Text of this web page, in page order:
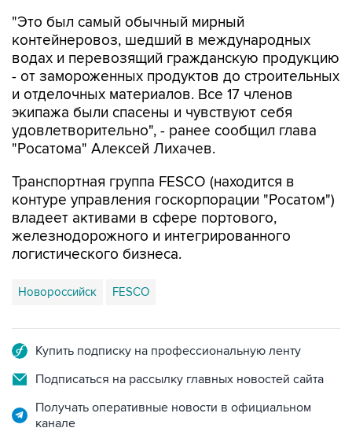
"Это был самый обычный мирный
контейнеровоз, шедший в международных
водах и перевозящий гражданскую продукцию
- от замороженных продуктов до строительных
и отделочных материалов. Все 17 членов
экипажа были спасены и чувствуют себя
удовлетворительно", - ранее сообщил глава
"Росатома" Алексей Лихачев.
Транспортная группа FESCO (находится в
контуре управления госкорпорации "Росатом")
владеет активами в сфере портового,
железнодорожного и интегрированного
логистического бизнеса.
Новороссийск FESCO
Купить подписку на профессиональную ленту
Подписаться на рассылку главных новостей сайта
Получать оперативные новости в официальном
канале